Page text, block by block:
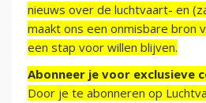
nieuws over de luchtvaart- en
maakt ons een onmisbare bron
een stap voor willen blijven.
Abonneer je voor exclusieve
Door je te abonneren op